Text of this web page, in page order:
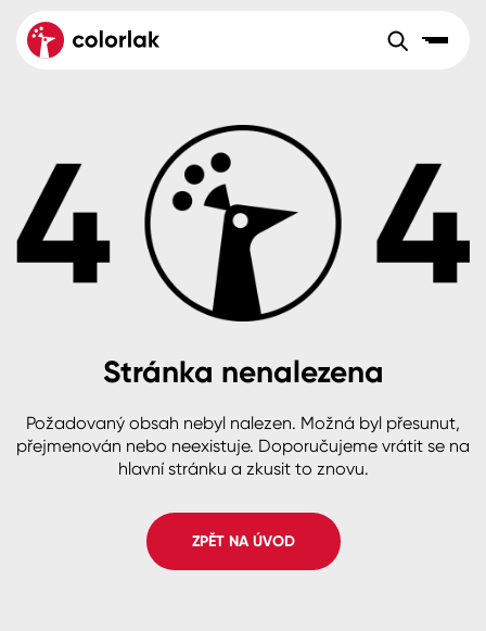
Velkoobchod Sortiment
Aktuality
Reference
O společnosti
B2B +420 800 145 555Po – Pá: 8:00–15:00
Česko
Slovensko Polsko Worldwide
Dřevo
Beton, asfalt, minerální podklady
Plast, sklo, keramika
Stěny
Fasády
Spreje
Colorlak Dekor
Colorlak Profi
Colorlak Pta
Stránka nenalezena
Požadovaný obsah nebyl nalezen. Možná byl přesunut,
přejmenován nebo neexistuje. Doporučujeme vrátit se na
hlavní stránku a zkusit to znovu.
ZPĚT NA ÚVOD